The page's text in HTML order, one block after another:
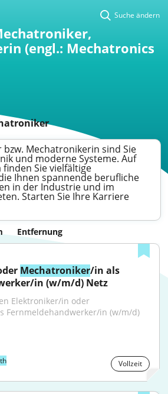
Suche ändern
(engl.: Mechatronics
Mechatronikerin sind Sie
und moderne Systeme. Auf
Sie vielfältige
Ihnen spannende berufliche
in der Industrie und im
Starten Sie Ihre Karriere
Entfernung
Mechatroniker/in als
in (w/m/d) Netz
Fernmeldehandwerker/in (w/m/d)
Vollzeit